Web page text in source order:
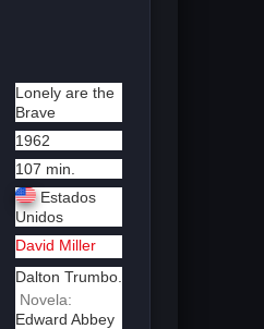
Lonely are the
Brave
1962
107 min.
Estados
Unidos
David Miller
Dalton Trumbo.
Novela:
Edward Abbey